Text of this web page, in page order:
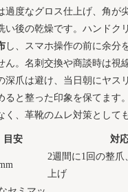
過度なグロス仕上げ、角が
い後の乾燥です。ハンドク
し、スマホ操作の前に余分
ん。名刺交換や商談時は視
深爪は避け、当日朝にヤス
ると整った印象を保てます
く、革靴のムレ対策として
目安
対
2週間に1回の整
上げ